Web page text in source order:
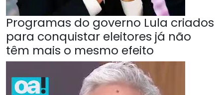
Programas do governo Lula criados
para conquistar eleitores já não
têm mais o mesmo efeito